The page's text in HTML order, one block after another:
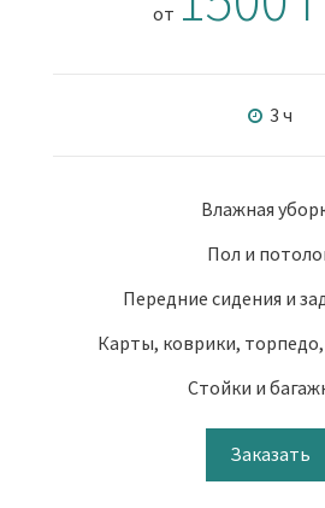
от
3 ч
Влажная
Пол и
Передние сидения и
Карты, коврики,
Стойки и
Заказать